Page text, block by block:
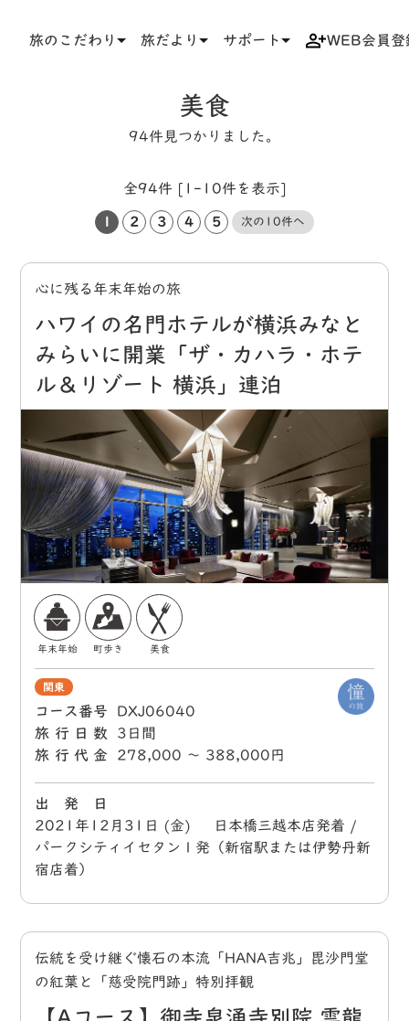
旅のこだわり 旅だより サポート WEB会員登
美食
94件見つかりました。
全94件 [1-10件を表示]
2 3 4 5 次の10件へ
心に残る年末年始の旅
ハワイの名門ホテルが横浜みなと
みらいに開業「ザ・カハラ・ホテ
ル＆リゾート 横浜」連泊
年末年始 町歩き 美食
関東
コース番号
DXJ06040
旅行日数
3日間
旅行代金
278,000 〜 388,000円
出 発 日
2021年12月31日 (金) 日本橋三越本店発着 /
パークシティイセタン１発（新宿駅または伊勢丹新
宿店着）
伝統を受け継ぐ懐石の本流「HANA吉兆」毘沙門堂
の紅葉と「慈受院門跡」特別拝観